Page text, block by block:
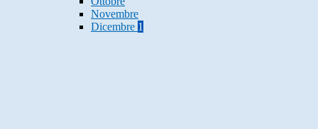
Novembre
Dicembre 1